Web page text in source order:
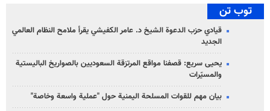
توب تن
قيادي حزب الدعوة الشيخ د. عامر الكفيشي يقرأ ملامح النظام العالمي
الجديد
يحيى سريع: قصفنا مواقع المرتزقة السعوديين بالصواريخ الباليستية
والمسيّرات
بيان مهم للقوات المسلحة اليمنية حول "عملية واسعة وخاصة"